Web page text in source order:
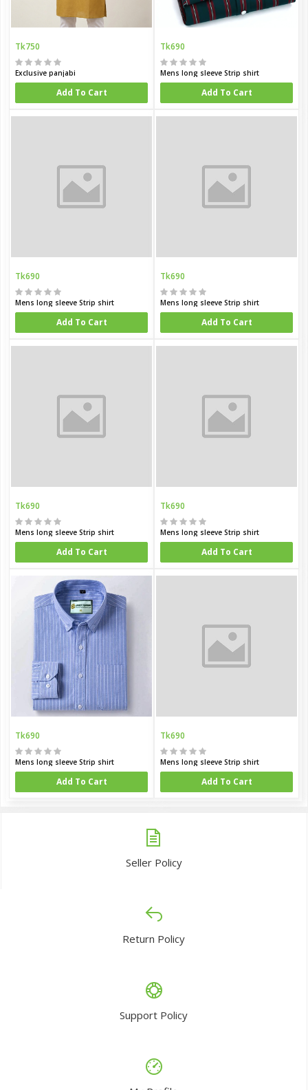
Tk750
Exclusive panjabi
Add To Cart
Tk690
Mens long sleeve Strip shirt
Add To Cart
Tk690
Mens long sleeve Strip shirt
Add To Cart
Tk690
Mens long sleeve Strip shirt
Add To Cart
Tk690
Mens long sleeve Strip shirt
Add To Cart
Tk690
Mens long sleeve Strip shirt
Add To Cart
Tk690
Mens long sleeve Strip shirt
Add To Cart
Tk690
Mens long sleeve Strip shirt
Add To Cart
Seller Policy
Return Policy
Support Policy